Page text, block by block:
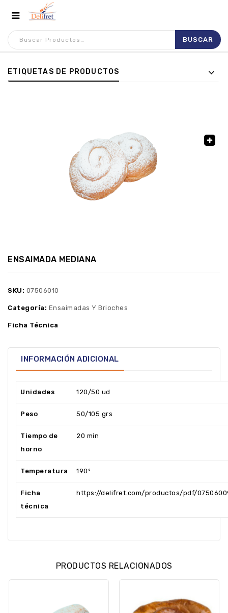
ETIQUETAS DE PRODUCTOS
ENSAIMADA MEDIANA
SKU: 07506010
Categoría: Ensaimadas Y Brioches
Ficha Técnica
INFORMACIÓN ADICIONAL
Unidades 120/50 ud
Peso 50/105 grs
Tiempo de
horno
20 min
Temperatura 190º
Ficha
técnica
https://delifret.com/productos/pdf/
PRODUCTOS RELACIONADOS